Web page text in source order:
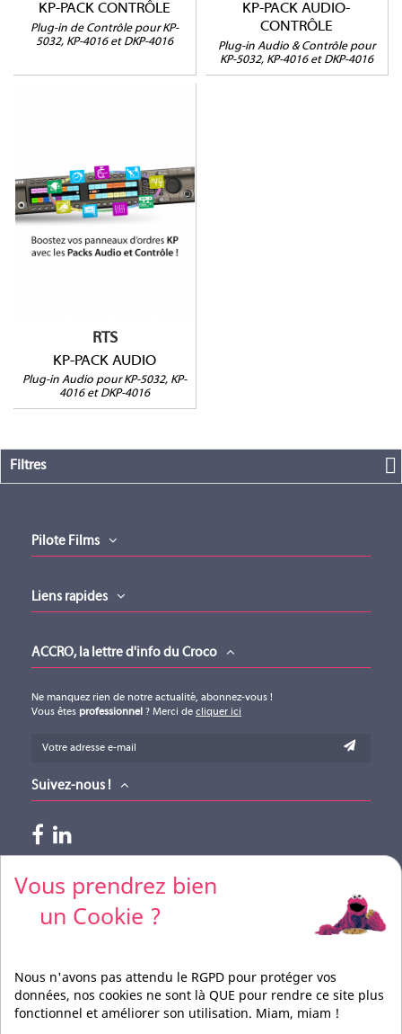
KP-PACK CONTRÔLE
Plug-in de Contrôle pour KP-
5032, KP-4016 et DKP-4016
KP-PACK AUDIO-
CONTRÔLE
Plug-in Audio & Contrôle pour
KP-5032, KP-4016 et DKP-4016
RTS
KP-PACK AUDIO
Plug-in Audio pour KP-5032, KP-
4016 et DKP-4016
Enregistrement Vocal /
Messagerie
Ratios de compression
Filtres
Pilote Films
Liens rapides
Vous prendrez bien
un Cookie ?
Nous n'avons pas attendu le RGPD pour protéger vos
données, nos cookies ne sont là QUE pour rendre ce site plus
fonctionnel et améliorer son utilisation. Miam, miam !
ACCRO, la lettre d'info du Croco
Ne manquez rien de notre actualité, abonnez-vous !
Vous êtes professionnel ? Merci de cliquer ici
Suivez-nous !
Paiements acceptés
Pour vos règlements par CB, merci de nous contacter